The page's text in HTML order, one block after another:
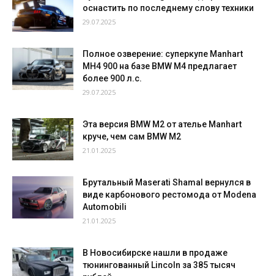
оснастить по последнему слову техники
29.07.2025
Полное озверение: суперкупе Manhart
MH4 900 на базе BMW M4 предлагает
более 900 л.с.
29.07.2025
Эта версия BMW M2 от ателье Manhart
круче, чем сам BMW M2
21.01.2025
Брутальный Maserati Shamal вернулся в
виде карбонового рестомода от Modena
Automobili
21.01.2025
В Новосибирске нашли в продаже
тюнингованный Lincoln за 385 тысяч